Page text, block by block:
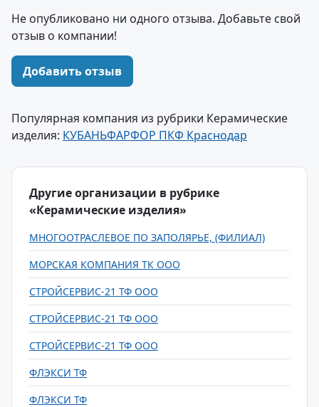
Не опубликовано ни одного отзыва. Добавьте свой
отзыв о компании!
Добавить отзыв
Популярная компания из рубрики Керамические
изделия: КУБАНЬФАРФОР ПКФ Краснодар
Другие организации в рубрике
«Керамические изделия»
МНОГООТРАСЛЕВОЕ ПО ЗАПОЛЯРЬЕ, (ФИЛИАЛ)
МОРСКАЯ КОМПАНИЯ ТК ООО
СТРОЙСЕРВИС-21 ТФ ООО
СТРОЙСЕРВИС-21 ТФ ООО
СТРОЙСЕРВИС-21 ТФ ООО
ФЛЭКСИ ТФ
ФЛЭКСИ ТФ